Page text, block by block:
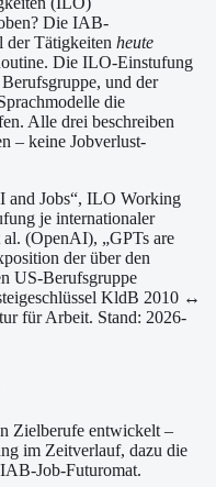
Die IAB-
der Tätigkeiten heute
Die ILO-Einstufung
und der
die
Alle drei beschreiben
– keine Jobverlust-
and Jobs“, ILO Working
je internationaler
(OpenAI), „GPTs are
der über den
US-Berufsgruppe
KldB 2010 ↔
für Arbeit. Stand: 2026-
Zielberufe entwickelt –
im Zeitverlauf, dazu die
Job-Futuromat.